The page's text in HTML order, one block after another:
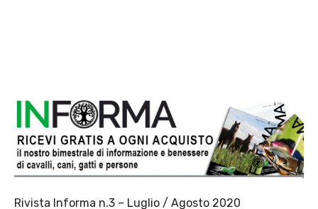
Rivista Informa n.3 – Luglio / Agosto 2020